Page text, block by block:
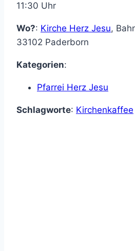
11:30 Uhr
Wo?: Kirche Herz Jesu,
33102 Paderborn
Kategorien:
Pfarrei Herz Jesu
Schlagworte: Kirchenkaffee